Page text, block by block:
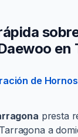
en
de
presta
a